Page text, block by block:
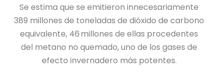
Se estima que se emitieron innecesariamente
389 millones de toneladas de dióxido de carbono
equivalente, 46 millones de ellas procedentes
del metano no quemado, uno de los gases de
efecto invernadero más potentes.